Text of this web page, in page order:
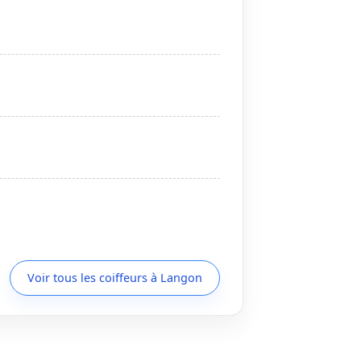
Voir tous les coiffeurs à Langon